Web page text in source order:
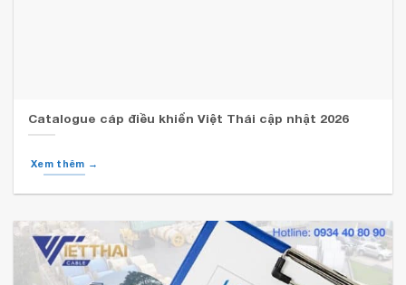
Catalogue cáp điều khiển Việt Thái cập nhật 2026
Xem thêm →